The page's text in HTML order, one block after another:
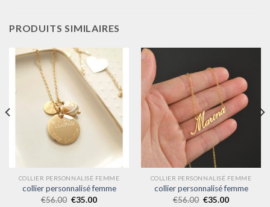
PRODUITS SIMILAIRES
COLLIER PERSONNALISÉ FEMME
collier personnalisé femme
€56.00 €35.00
COLLIER PERSONNALISÉ FEMME
collier personnalisé femme
€56.00 €35.00